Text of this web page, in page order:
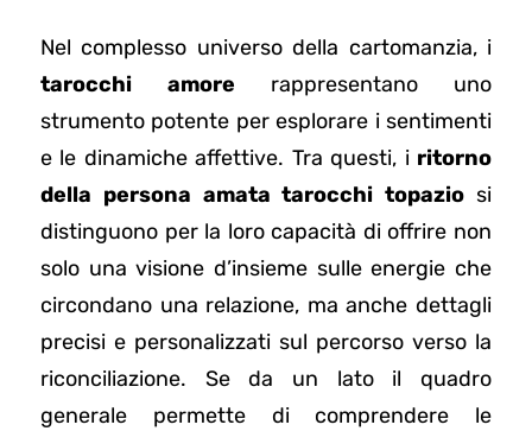
Nel complesso universo della cartomanzia, i
tarocchi amore rappresentano uno
strumento potente per esplorare i sentimenti
e le dinamiche affettive. Tra questi, i ritorno
della persona amata tarocchi topazio si
distinguono per la loro capacità di offrire non
solo una visione d’insieme sulle energie che
circondano una relazione, ma anche dettagli
precisi e personalizzati sul percorso verso la
riconciliazione. Se da un lato il quadro
generale permette di comprendere le